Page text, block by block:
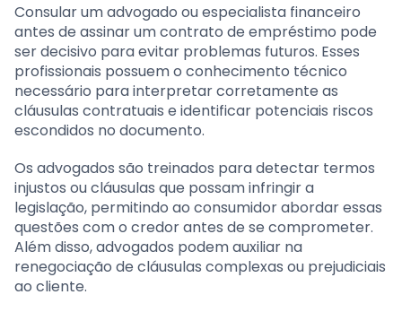
Consular um advogado ou especialista financeiro
antes de assinar um contrato de empréstimo pode
ser decisivo para evitar problemas futuros. Esses
profissionais possuem o conhecimento técnico
necessário para interpretar corretamente as
cláusulas contratuais e identificar potenciais riscos
escondidos no documento.
Os advogados são treinados para detectar termos
injustos ou cláusulas que possam infringir a
legislação, permitindo ao consumidor abordar essas
questões com o credor antes de se comprometer.
Além disso, advogados podem auxiliar na
renegociação de cláusulas complexas ou prejudiciais
ao cliente.